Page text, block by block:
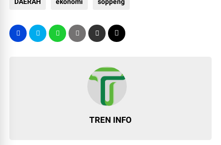
DAERAH ekonomi soppeng
TREN INFO